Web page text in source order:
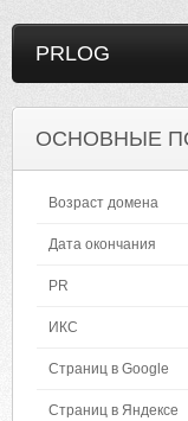
PRLOG
ОСНОВНЫЕ
Возраст домена
Дата окончания
PR
ИКС
Страниц в Google
Страниц в Яндексе